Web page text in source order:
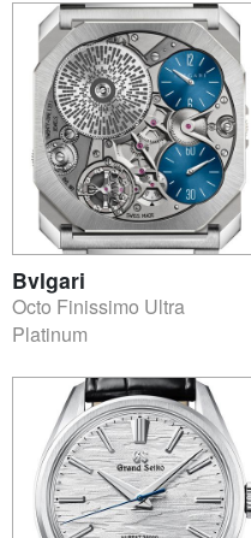
Bvlgari
Octo Finissimo Ultra
Platinum